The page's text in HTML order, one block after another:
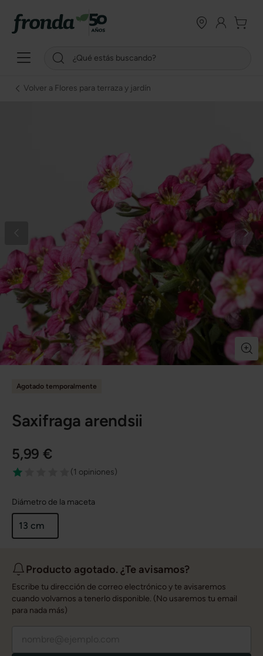
Volver a Flores para terraza y jardín
Agotado temporalmente
Saxifraga arendsii
5,99 €
(1 opiniones)
Diámetro de la maceta
13 cm
Producto agotado. ¿Te avisamos?
Escribe tu dirección de correo electrónico y te avisaremos
cuando volvamos a tenerlo disponible. (No usaremos tu email
para nada más)